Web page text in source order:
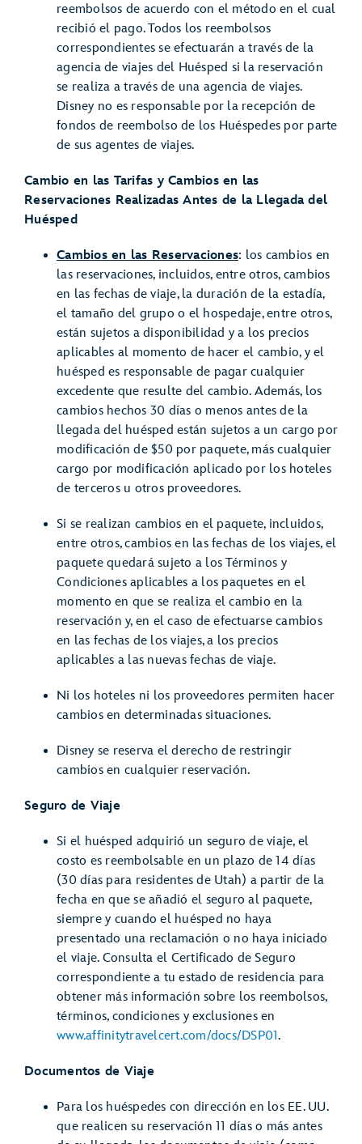
reembolsos de acuerdo con el método en el cual
recibió el pago. Todos los reembolsos
correspondientes se efectuarán a través de la
agencia de viajes del Huésped si la reservación
se realiza a través de una agencia de viajes.
Disney no es responsable por la recepción de
fondos de reembolso de los Huéspedes por parte
de sus agentes de viajes.
Cambio en las Tarifas y Cambios en las
Reservaciones Realizadas Antes de la Llegada del
Huésped
Cambios en las Reservaciones: los cambios en
las reservaciones, incluidos, entre otros, cambios
en las fechas de viaje, la duración de la estadía,
el tamaño del grupo o el hospedaje, entre otros,
están sujetos a disponibilidad y a los precios
aplicables al momento de hacer el cambio, y el
huésped es responsable de pagar cualquier
excedente que resulte del cambio. Además, los
cambios hechos 30 días o menos antes de la
llegada del huésped están sujetos a un cargo por
modificación de $50 por paquete, más cualquier
cargo por modificación aplicado por los hoteles
de terceros u otros proveedores.
Si se realizan cambios en el paquete, incluidos,
entre otros, cambios en las fechas de los viajes, el
paquete quedará sujeto a los Términos y
Condiciones aplicables a los paquetes en el
momento en que se realiza el cambio en la
reservación y, en el caso de efectuarse cambios
en las fechas de los viajes, a los precios
aplicables a las nuevas fechas de viaje.
Ni los hoteles ni los proveedores permiten hacer
cambios en determinadas situaciones.
Disney se reserva el derecho de restringir
cambios en cualquier reservación.
Seguro de Viaje
Si el huésped adquirió un seguro de viaje, el
costo es reembolsable en un plazo de 14 días
(30 días para residentes de Utah) a partir de la
fecha en que se añadió el seguro al paquete,
siempre y cuando el huésped no haya
presentado una reclamación o no haya iniciado
el viaje. Consulta el Certificado de Seguro
correspondiente a tu estado de residencia para
obtener más información sobre los reembolsos,
términos, condiciones y exclusiones en
www.affinitytravelcert.com/docs/DSP01.
Documentos de Viaje
Para los huéspedes con dirección en los EE. UU.
que realicen su reservación 11 días o más antes